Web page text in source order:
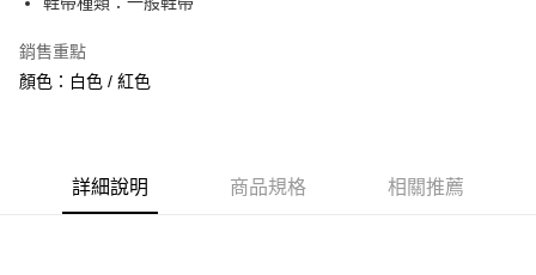
上海商業儲蓄銀行
臺灣中小企業銀行
匯豐（台灣）商業銀行
台新國際商業銀行
中國信託商業銀行
LINE Pay
Apple Pay
街口支付
全盈+PAY
銷售重點
顏色：白色 / 紅色
詳細說明 商品規格 相關推薦